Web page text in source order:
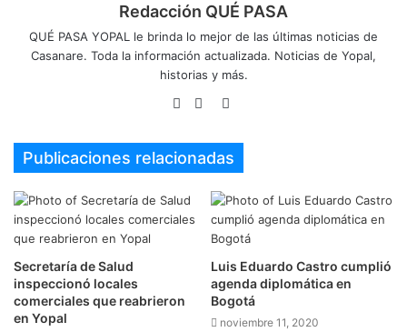
Redacción QUÉ PASA
QUÉ PASA YOPAL le brinda lo mejor de las últimas noticias de
Casanare. Toda la información actualizada. Noticias de Yopal,
historias y más.
Sitio Facebook
Twitter
Publicaciones relacionadas
Secretaría de Salud
inspeccionó locales
comerciales que reabrieron
en Yopal
Luis Eduardo Castro cumplió
agenda diplomática en
Bogotá
noviembre 11, 2020